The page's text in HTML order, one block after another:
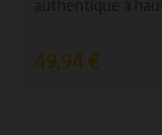
49,94 €